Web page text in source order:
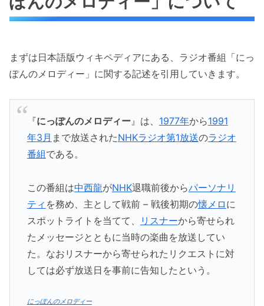
まずは日本語版ウィキペディアにある、ラジオ番組「にっ
ぽんのメロディー」に関する記述を引用していきます。
『にっぽんのメロディー』は、 1977年から1991
年3月 まで放送されたNHKラジオ第1放送のラジオ
番組である。
この番組は中西龍がNHK退職前後からパーソナリ
ティ を務め、主として戦前 – 戦後初期の懐メロ に
スポットライトを当てて、
リスナーから寄せられ
たメッセージとともに当時の楽曲を放送してい
た。なおリスナーから寄せられたリクエストに対
しては必ず放送日を事前に告知したという。
にっぽんのメロディー